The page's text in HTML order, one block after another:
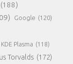
(188)
Google (120)
KDE Plasma (118)
Torvalds (172)